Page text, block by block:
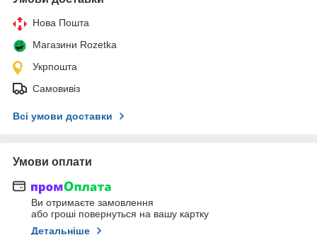
Нова Пошта
Магазини Rozetka
Укрпошта
Самовивіз
Всі умови доставки
Умови оплати
Ви отримаєте замовлення
або гроші повернуться на вашу картку
Детальніше